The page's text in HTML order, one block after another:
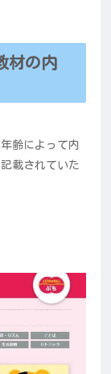
材の内
齢によって内
載されていた